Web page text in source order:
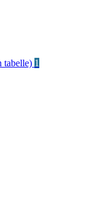
tabelle) 1